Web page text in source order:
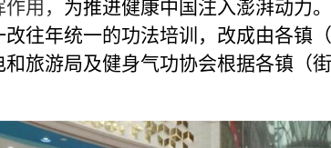
用， 为推进健康中国注入澎湃动力。
改往年统一的功法培训，改成由各镇 （
和旅游局及健身气功协会根据各镇 （